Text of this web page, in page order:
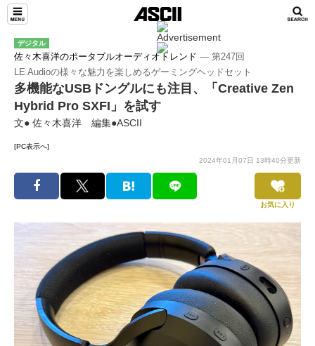
デジタル
佐々木喜洋のポータブルオーディオトレンド ― 第247回
LE Audioの様々な魅力を楽しめるゲーミングヘッドセット
多機能なUSBドングルにも注目、「Creative Zen
Hybrid Pro SXFI」を試す
文● 佐々木喜洋 編集●ASCII
[PC表示へ]
2024年01月07日 13時40分更新
お気に入り